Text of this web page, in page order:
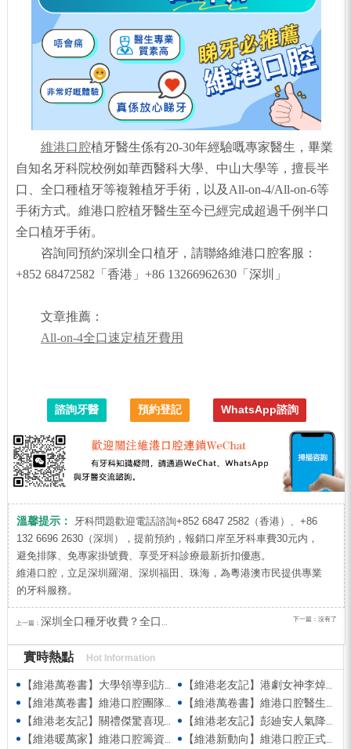
維港口腔植牙醫生係有20-30年經驗嘅專家醫生，畢業
自知名牙科院校例如華西醫科大學、中山大學等，擅長半
口、全口種植牙等複雜植牙手術，以及All-on-4/All-on-6等
手術方式。維港口腔植牙醫生至今已經完成超過千例半口
全口植牙手術。
咨詢同預約深圳全口植牙，請聯絡維港口腔客服：
+852 68472582「香港」+86 13266962630「深圳」
文章推薦：
All-on-4全口速定植牙費用
諮詢牙醫 預約登記 WhatsApp諮詢
溫馨提示：
牙科問題歡迎電話諮詢+852 6847 2582（香港）、+86
132 6696 2630（深圳），提前預約，報銷口岸至牙科車費30元内，
避免排隊、免專家掛號費、享受牙科診療最新折扣優惠。
維港口腔，立足深圳羅湖、深圳福田、珠海，為粵港澳市民提供專業
的牙科服務。
上一篇： 深圳全口種牙收費？全口種牙揀All-on-4定係All-on-6？ 下一篇：沒有了
實時熱點 Hot Information
【維港萬卷書】大學領導到訪維港口腔參觀交流 高度讚賞院感消毒與規範化管理
【維港老友記】港劇女神李焯寧現身維港口腔擔任一日店長，分享護牙心得
【維港萬卷書】維港口腔團隊走進香港書展 感受閱讀力量拓寬專業視野
【維港萬卷書】維港口腔醫生團隊受邀參與美國登士柏西諾德專題研討 聚焦無牙頜種植修復前沿策略
【維港老友記】關禮傑驚喜現身維港口腔出任明星一日CEO 即場演繹同分享經驗！
【維港老友記】彭廸安人氣降臨維港口腔任明星一日店長 勁歌熱舞快閃表演點燃全場！
【維港暖萬家】維港口腔籌資捐款援助廣西洪澇災區 攜手香港廣西南寧同鄉會共獻愛心
【維港新動向】維港口腔正式獲聘為「羅湖區社會醫療機構行業協會監事單位」